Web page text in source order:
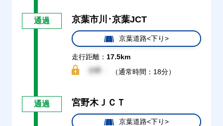
通過 京葉市川･京葉JCT
京葉道路<下り>
走行距離： 17.5km
（通常時間：18分）
通過 宮野木ＪＣＴ
京葉道路<下り>